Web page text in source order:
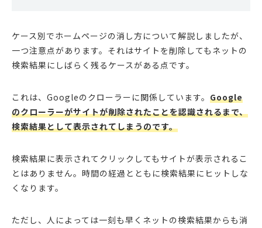
ケース別でホームページの消し方について解説しましたが、
一つ注意点があります。それはサイトを削除してもネットの
検索結果にしばらく残るケースがある点です。
これは、Googleのクローラーに関係しています。 Google
のクローラーがサイトが削除されたことを認識されるまで、
検索結果として表示されてしまうのです。
検索結果に表示されてクリックしてもサイトが表示されるこ
とはありません。時間の経過とともに検索結果にヒットしな
くなります。
ただし、人によっては一刻も早くネットの検索結果からも消